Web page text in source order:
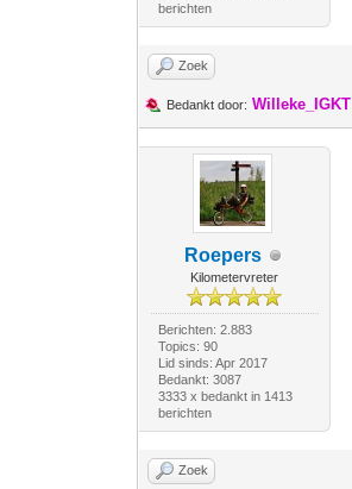
berichten
Zoek
Bedankt door: Willeke_IGKT
Roepers
Kilometervreter
Berichten: 2.883
Topics: 90
Lid sinds: Apr 2017
Bedankt: 3087
3333 x bedankt in 1413
berichten
Zoek